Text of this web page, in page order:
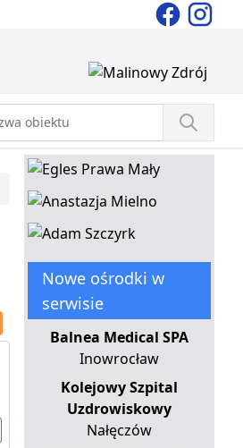
Nowe ośrodki w
serwisie
Balnea Medical SPA
Inowrocław
Kolejowy Szpital
Uzdrowiskowy
Nałęczów